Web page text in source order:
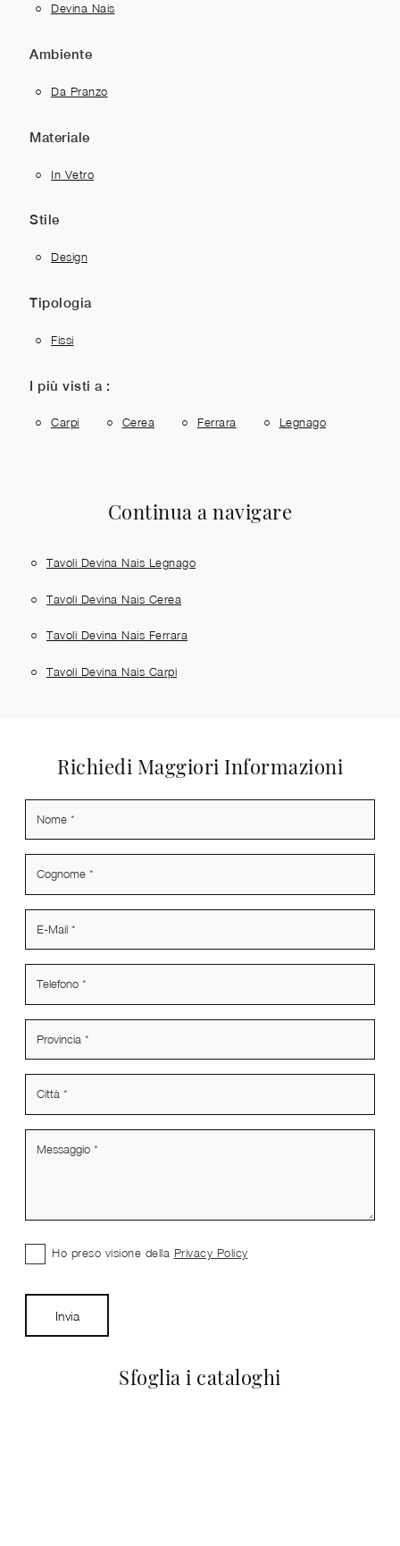
Devina Nais
Ambiente
Da Pranzo
Materiale
In Vetro
Stile
Design
Tipologia
Fissi
I più visti a :
Carpi Cerea Ferrara Legnago
Continua a navigare
Tavoli Devina Nais Legnago
Tavoli Devina Nais Cerea
Tavoli Devina Nais Ferrara
Tavoli Devina Nais Carpi
Sfoglia i cataloghi
Richiedi Maggiori Informazioni
Ho preso visione della Privacy Policy
Invia